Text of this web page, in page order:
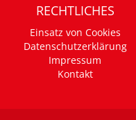
RECHTLICHES
Einsatz von Cookies
Datenschutzerklärung
Impressum
Kontakt